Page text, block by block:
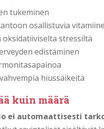
tukeminen
osallistuvia
oksidatiiviselta stressiltä
edistäminen
hiussäikeitä
kuin määrä
ei automaattisesti